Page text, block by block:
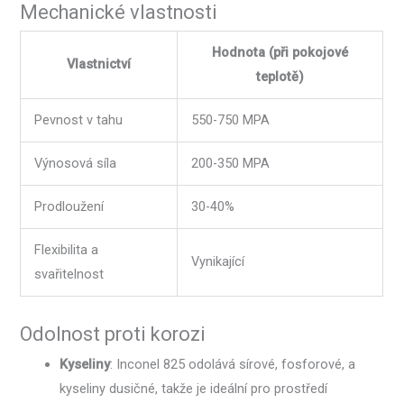
Mechanické vlastnosti
Vlastnictví
Hodnota (při pokojové
teplotě)
Pevnost v tahu 550-750 MPA
Výnosová síla 200-350 MPA
Prodloužení 30-40%
Flexibilita a
svařitelnost
Vynikající
Odolnost proti korozi
Kyseliny: Inconel 825 odolává sírové, fosforové, a
kyseliny dusičné, takže je ideální pro prostředí